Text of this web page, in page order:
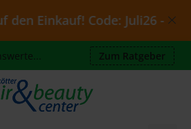
Einkauf! Code: Juli26 -
Zum Ratgeber